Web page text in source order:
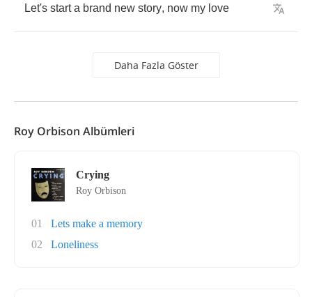
Let's start a brand new story, now my love
Daha Fazla Göster
Roy Orbison Albümleri
Crying
Roy Orbison
01
Lets make a memory
02
Loneliness